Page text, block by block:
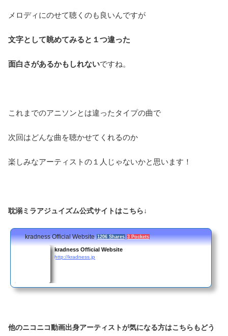
メロディにのせて聴くのも良いんですが
文字として眺めてみると１つ違った
面白さがあるかもしれないですね。
これまでのアニソンとは違ったタイプの曲で
次回はどんな曲を聴かせてくれるのか
楽しみなアーティストの１人じゃないかと思います！
耽溺ミラアジュイズム公式サイトはこちら↓
kradness Official Website 1206 Shares 3 Pockets
kradness Official Website
http://kradness.jp
他のニコニコ動画出身アーティストが気になる方はこちらもどう